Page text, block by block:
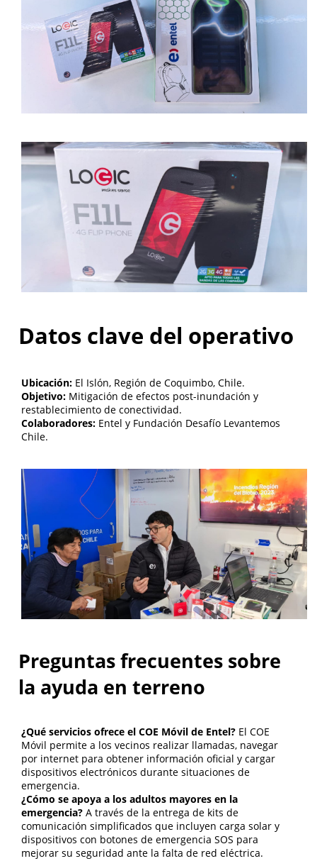
Datos clave del operativo
Ubicación: El Islón, Región de Coquimbo, Chile.
Objetivo: Mitigación de efectos post-inundación y
restablecimiento de conectividad.
Colaboradores: Entel y Fundación Desafío Levantemos
Chile.
Preguntas frecuentes sobre
la ayuda en terreno
¿Qué servicios ofrece el COE Móvil de Entel? El COE
Móvil permite a los vecinos realizar llamadas, navegar
por internet para obtener información oficial y cargar
dispositivos electrónicos durante situaciones de
emergencia.
¿Cómo se apoya a los adultos mayores en la
emergencia? A través de la entrega de kits de
comunicación simplificados que incluyen carga solar y
dispositivos con botones de emergencia SOS para
mejorar su seguridad ante la falta de red eléctrica.